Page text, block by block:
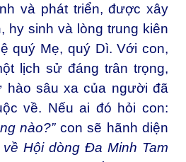
và phát triển, được xây
hy sinh và lòng trung kiên
quý Mẹ, quý Dì. Với con,
lịch sử đáng trân trọng,
hào sâu xa của người đã
về. Nếu ai đó hỏi con:
nào?”con sẽ hãnh diện
về Hội dòng Đa Minh Tam